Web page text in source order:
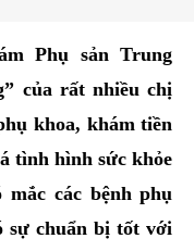
Phụ sản Trung
của rất nhiều chị
khoa, khám tiền
tình hình sức khỏe
các bệnh phụ
sự chuẩn bị tốt với